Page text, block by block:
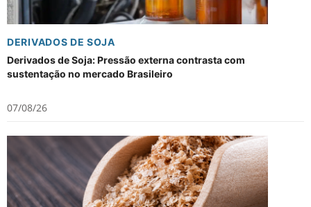
DERIVADOS DE SOJA
Derivados de Soja: Pressão externa contrasta com
sustentação no mercado Brasileiro
07/08/26